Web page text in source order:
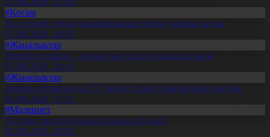
#Қоғам
Құс еті мен тауық жұмыртқасын өндіру қарқын алды
07.08.2026, 10:05
#Жаңалықтар
Мерейлі отбасы – тәрбие мен дәстүр сабақтастығы
07.08.2026, 20:19
#Жаңалықтар
Ақмола облысында 157 науқас трансплантацияға мұқтаж
06.08.2026, 17:11
#Мәдениет
Ұлттық архивтің құрылғанына 20 жыл
05.08.2026, 20:03